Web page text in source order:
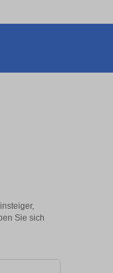
Sie sich